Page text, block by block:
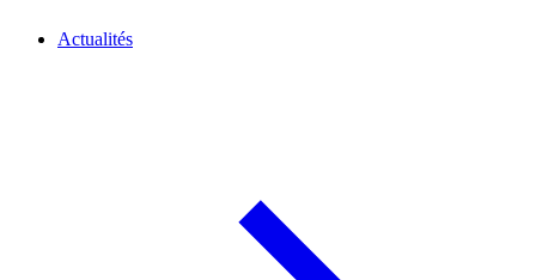
Actualités